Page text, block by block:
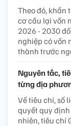
Theo đó, khẩn
cơ cấu lại vốn
2026 - 2030
nghiệp có vốn
thành trước
Nguyên tắc,
từng địa
Về tiêu chí, số
quyết quy
nhiên, tiêu chí